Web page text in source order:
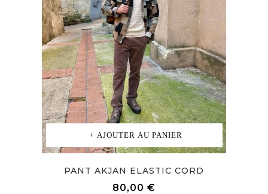
AJOUTER AU PANIER
PANT AKJAN ELASTIC CORD
80,00 €